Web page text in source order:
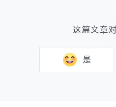
这篇文章
是